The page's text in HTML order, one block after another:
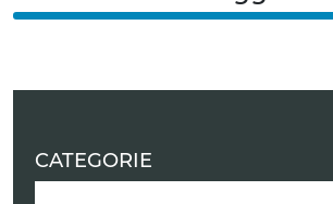
CATEGORIE